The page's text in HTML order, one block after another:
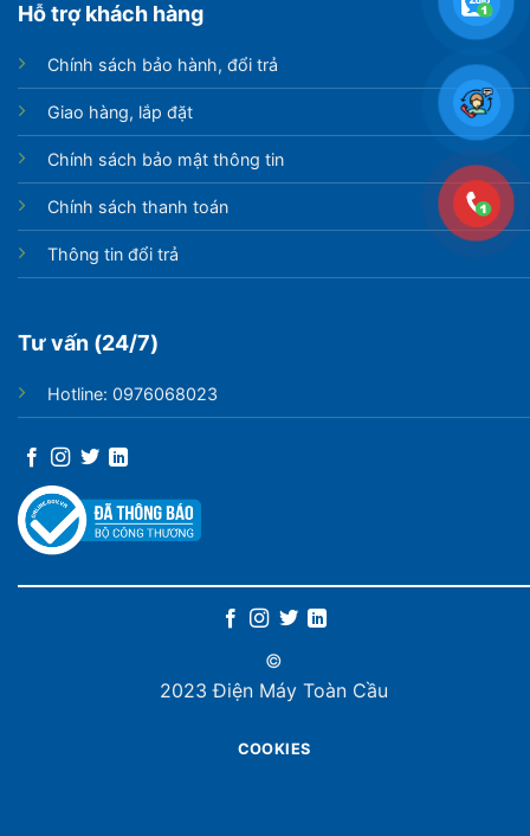
Hỗ trợ khách hàng
Chính sách bảo hành, đổi trả
Giao hàng, lắp đặt
Chính sách bảo mật thông tin
Chính sách thanh toán
Thông tin đổi trả
Tư vấn (24/7)
Hotline: 0976068023
©
2023 Điện Máy Toàn Cầu
COOKIES